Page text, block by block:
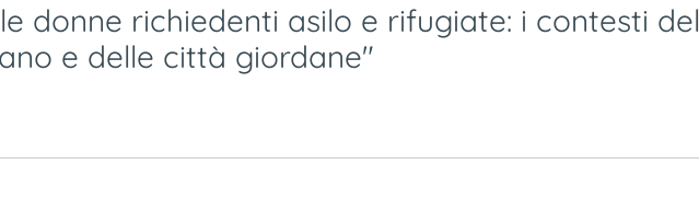
donne richiedenti asilo e rifugiate: i contesti del
e delle città giordane"